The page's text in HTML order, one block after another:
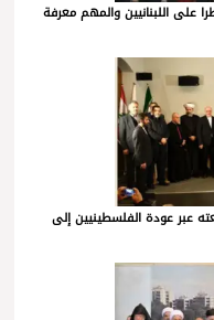
على اللبنانيين والمهم معرفة
عبر عودة الفلسطينيين إلى